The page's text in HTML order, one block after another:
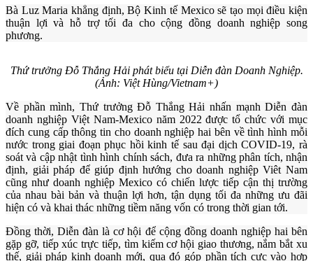
Bà Luz Maria khẳng định, Bộ Kinh tế Mexico sẽ tạo mọi điều kiện
thuận lợi và hỗ trợ tối đa cho cộng đồng doanh nghiệp song
phương.
Thứ trưởng Đỗ Thắng Hải phát biểu tại Diễn đàn Doanh Nghiệp.
(Ảnh: Việt Hùng/Vietnam+)
Về phần mình, Thứ trưởng Đỗ Thắng Hải nhấn mạnh Diễn đàn
doanh nghiệp Việt Nam-Mexico năm 2022 được tổ chức với mục
đích cung cấp thông tin cho doanh nghiệp hai bên về tình hình mỗi
nước trong giai đoạn phục hồi kinh tế sau đại dịch COVID-19, rà
soát và cập nhật tình hình chính sách, đưa ra những phân tích, nhận
định, giải pháp để giúp định hướng cho doanh nghiệp Viêt Nam
cũng như doanh nghiệp Mexico có chiến lược tiếp cận thị trường
của nhau bài bản và thuận lợi hơn, tận dụng tối đa những ưu đãi
hiện có và khai thác những tiềm năng vốn có trong thời gian tới.
Đồng thời, Diễn đàn là cơ hội để cộng đồng doanh nghiệp hai bên
gặp gỡ, tiếp xúc trực tiếp, tìm kiếm cơ hội giao thương, nắm bắt xu
thế, giải pháp kinh doanh mới, qua đó góp phần tích cực vào hợp